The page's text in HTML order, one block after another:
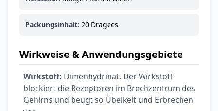
Ohrstöpsel
ARZNEIMITTEL & GESUNDHEIT
Alkoholtupfer,
100 Stück
3,75 € 4,29 € -13%
Lefax® extra
Kautabletten
7,69 €
8,09 €
Packungsinhalt: 20 Dragees
Wirkweise & Anwendungsgebiete
Wirkstoff: Dimenhydrinat. Der Wirkstoff
blockiert die Rezeptoren im Brechzentrum des
Gehirns und beugt so Übelkeit und Erbrechen